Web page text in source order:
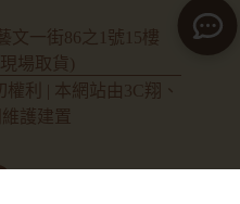
文一街86之1號15樓
場取貨)
權利 | 本網站由 3C翔
、
護建置